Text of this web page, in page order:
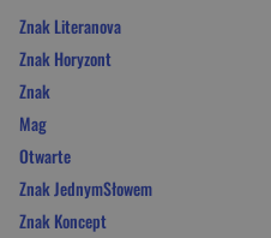
Znak Literanova
Znak Horyzont
Znak
Mag
Otwarte
Znak JednymSłowem
Znak Koncept